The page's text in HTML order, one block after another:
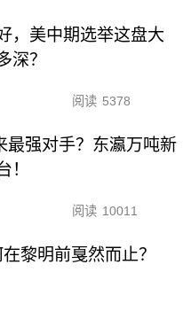
，美中期选举这盘大
深？
阅读 5378
最强对手？东瀛万吨新
！
阅读 10011
黎明前戛然而止？